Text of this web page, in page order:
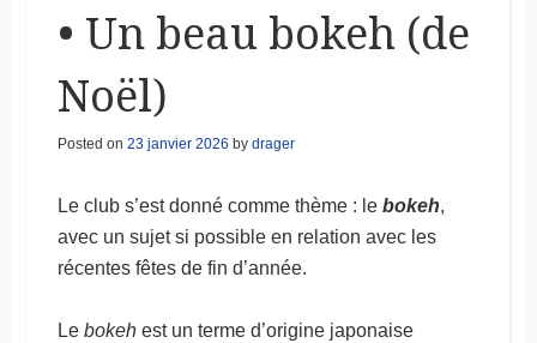
• Un beau bokeh (de
Noël)
Posted on 23 janvier 2026 by drager
Le club s’est donné comme thème : le bokeh,
avec un sujet si possible en relation avec les
récentes fêtes de fin d’année.
Le bokehest un terme d’origine japonaise